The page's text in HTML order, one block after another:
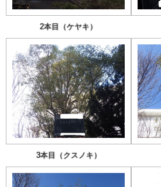
2本目（ケヤキ）
3本目（クスノキ）